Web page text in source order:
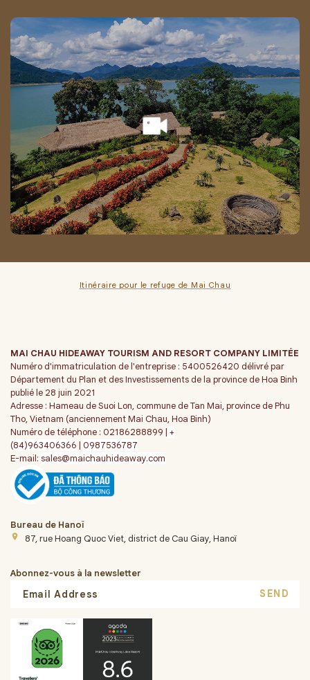
Itinéraire pour le refuge de Mai Chau
MAI CHAU HIDEAWAY TOURISM AND RESORT COMPANY LIMITÉE
Numéro d'immatriculation de l'entreprise : 5400526420 délivré par
Département du Plan et des Investissements de la province de Hoa Binh
publié le 28 juin 2021
Adresse : Hameau de Suoi Lon, commune de Tan Mai, province de Phu
Tho, Vietnam (anciennement Mai Chau, Hoa Binh)
Numéro de téléphone : 02186288899 | +
(84)963406366 | 0987536787
E-mail: sales@maichauhideaway.com
Bureau de Hanoï
place 87, rue Hoang Quoc Viet, district de Cau Giay, Hanoï
Abonnez-vous à la newsletter
SEND